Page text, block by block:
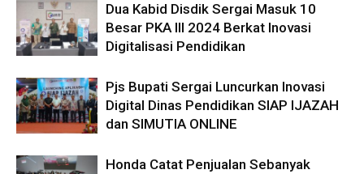
Dua Kabid Disdik Sergai Masuk 10
Besar PKA III 2024 Berkat Inovasi
Digitalisasi Pendidikan
Pjs Bupati Sergai Luncurkan Inovasi
Digital Dinas Pendidikan SIAP IJAZAH
dan SIMUTIA ONLINE
Honda Catat Penjualan Sebanyak